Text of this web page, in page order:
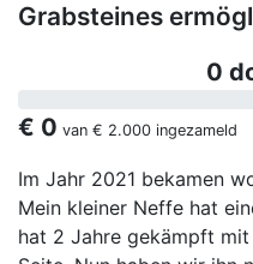
Grabsteines
0
€ 0 van € 2.000 ingezameld
Im Jahr 2021 bekamen
Mein kleiner Neffe hat
hat 2 Jahre gekämpft